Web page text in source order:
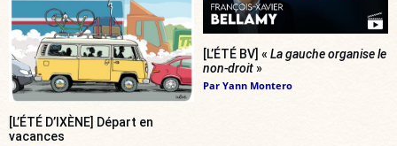
[L’ÉTÉ D’IXÈNE] Départ en
vacances
[L’ÉTÉ BV] « La gauche organise le
non-droit»
Par Yann Montero